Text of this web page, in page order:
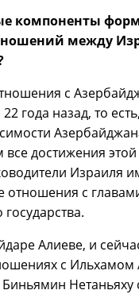
компоненты
между
с
года назад, то
достижения
Израиля
отношения с
Алиеве, и
с
Нетаньяху